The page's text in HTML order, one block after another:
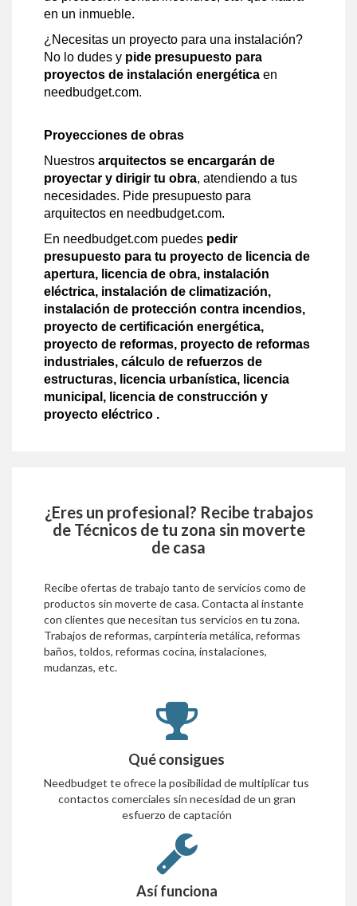
en un inmueble.
¿Necesitas un proyecto para una instalación?
No lo dudes y pide presupuesto para
proyectos de instalación energética en
needbudget.com.
Proyecciones de obras
Nuestros arquitectos se encargarán de
proyectar y dirigir tu obra, atendiendo a tus
necesidades. Pide presupuesto para
arquitectos en needbudget.com.
En needbudget.com puedes pedir
presupuesto para tu proyecto de licencia de
apertura, licencia de obra, instalación
eléctrica, instalación de climatización,
instalación de protección contra incendios,
proyecto de certificación energética,
proyecto de reformas, proyecto de reformas
industriales, cálculo de refuerzos de
estructuras, licencia urbanística, licencia
municipal, licencia de construcción y
proyecto eléctrico .
¿Eres un profesional? Recibe trabajos
de Técnicosde tu zona sin moverte
de casa
Recibe ofertas de trabajo tanto de servicios como de
productos sin moverte de casa. Contacta al instante
con clientes que necesitan tus servicios en tu zona.
Trabajos de reformas, carpíntería metálica, reformas
baños, toldos, reformas cocina, instalaciones,
mudanzas, etc.
Qué consigues
Needbudget te ofrece la posibilidad de multiplicar tus
contactos comerciales sin necesidad de un gran
esfuerzo de captación
Así funciona